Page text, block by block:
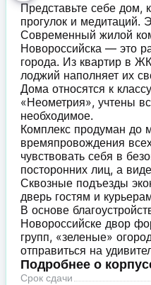
Представьте себе дом,
прогулок и медитаций.
Современный жилой
Новороссийска — это
города. Из квартир в
лоджий наполняет их
Дома относятся к
«Неометрия», учтены
необходимое.
Комплекс продуман до
времяпровождения
чувствовать себя в
посторонних лиц, а
Сквозные подъезды
дверь гостям и
В основе
Новороссийске двор
групп, «зеленые»
отправиться на
Подробнее о
Срок сдачи